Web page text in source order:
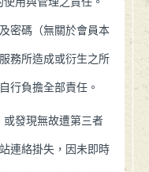
密碼（無關於會員本
務所造成或衍生之所
行負擔全部責任。
或發現無故遭第三者
連絡掛失，因未即時